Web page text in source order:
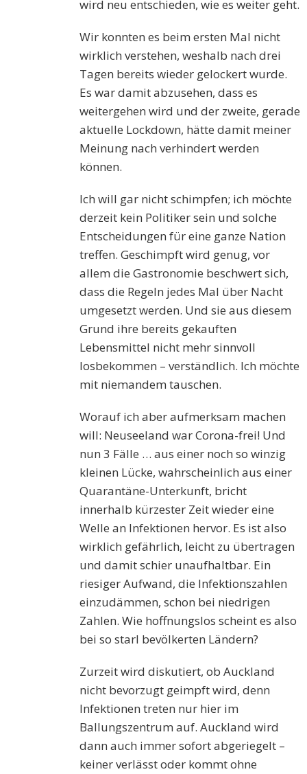
wird neu entschieden, wie es weiter geht.
Wir konnten es beim ersten Mal nicht
wirklich verstehen, weshalb nach drei
Tagen bereits wieder gelockert wurde.
Es war damit abzusehen, dass es
weitergehen wird und der zweite, gerade
aktuelle Lockdown, hätte damit meiner
Meinung nach verhindert werden
können.
Ich will gar nicht schimpfen; ich möchte
derzeit kein Politiker sein und solche
Entscheidungen für eine ganze Nation
treffen. Geschimpft wird genug, vor
allem die Gastronomie beschwert sich,
dass die Regeln jedes Mal über Nacht
umgesetzt werden. Und sie aus diesem
Grund ihre bereits gekauften
Lebensmittel nicht mehr sinnvoll
losbekommen – verständlich. Ich möchte
mit niemandem tauschen.
Worauf ich aber aufmerksam machen
will: Neuseeland war Corona-frei! Und
nun 3 Fälle … aus einer noch so winzig
kleinen Lücke, wahrscheinlich aus einer
Quarantäne-Unterkunft, bricht
innerhalb kürzester Zeit wieder eine
Welle an Infektionen hervor. Es ist also
wirklich gefährlich, leicht zu übertragen
und damit schier unaufhaltbar. Ein
riesiger Aufwand, die Infektionszahlen
einzudämmen, schon bei niedrigen
Zahlen. Wie hoffnungslos scheint es also
bei so starl bevölkerten Ländern?
Zurzeit wird diskutiert, ob Auckland
nicht bevorzugt geimpft wird, denn
Infektionen treten nur hier im
Ballungszentrum auf. Auckland wird
dann auch immer sofort abgeriegelt –
keiner verlässt oder kommt ohne